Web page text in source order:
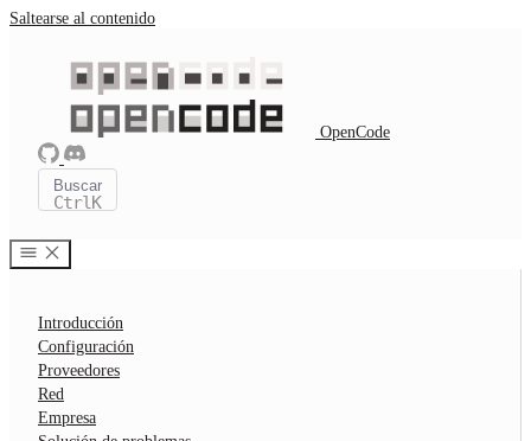
Saltearse al contenido
OpenCode
Buscar
CtrlK
Introducción
Configuración
Proveedores
Red
Empresa